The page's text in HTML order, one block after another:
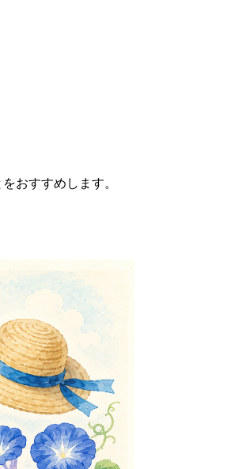
おすすめします。